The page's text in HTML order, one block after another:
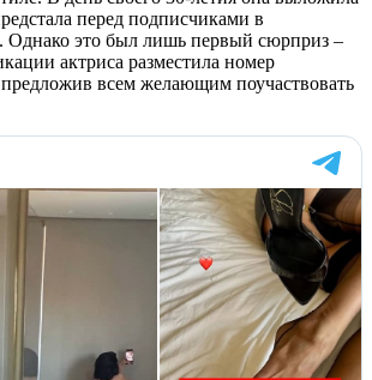
перед подписчиками в
Однако это был лишь первый сюрприз –
актриса разместила номер
всем желающим поучаствовать